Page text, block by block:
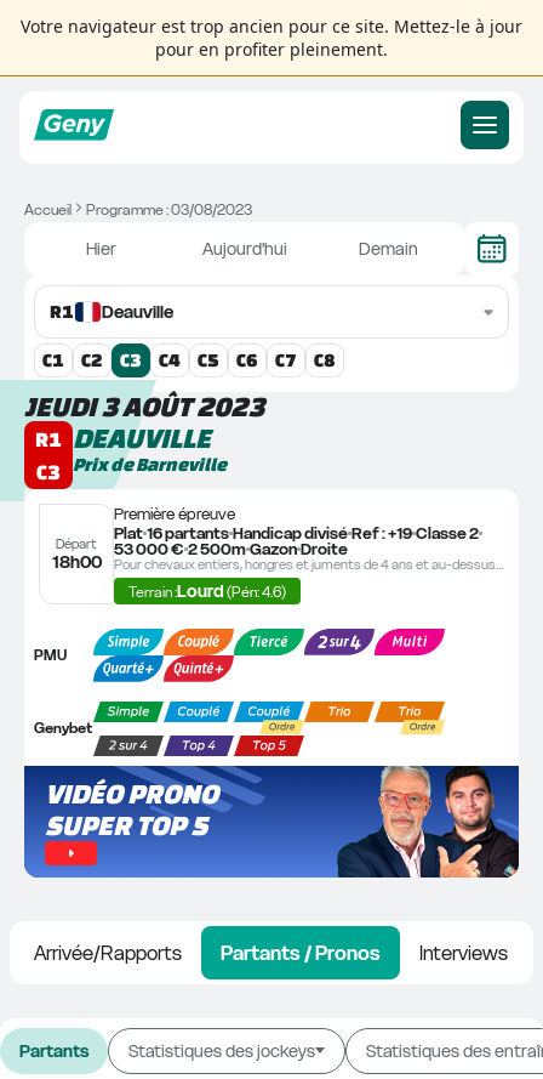
Votre navigateur est trop ancien pour ce site. Mettez-le à jour
pour en profiter pleinement.
Accueil Programme : 03/08/2023
Hier Aujourd'hui Demain
R1 Deauville
C1 C2 C3 C4 C5 C6 C7 C8
JEUDI 3 AOÛT 2023
R1
C3
DEAUVILLE
Prix de Barneville
Départ
18h00
Première épreuve
Plat16 partantsHandicap diviséRef : +19Classe 2
53 000 € 2 500mGazonDroite
Pour chevaux entiers, hongres et juments de 4 ans et au-dessus. Un souvenir sera offert au propriétaire du cheval gagnant par FRANCE GALOP. Prime Propriétaire : 80 % (2 & 3 ans), 55 % (4 & 5 ans), 45 % (6 ans & au-dessus). Réf. +190
Terrain :Lourd (Pén: 4.6)
PMU
Genybet
VIDÉO PRONO
SUPER TOP 5
Arrivée/Rapports Partants / Pronos Interviews
Partants Statistiques des jockeys Statistiques des